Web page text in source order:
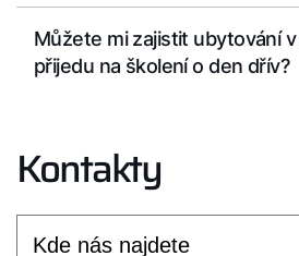
Můžete mi zajistit ubytování
přijedu na školení o den dřív?
Kontakty